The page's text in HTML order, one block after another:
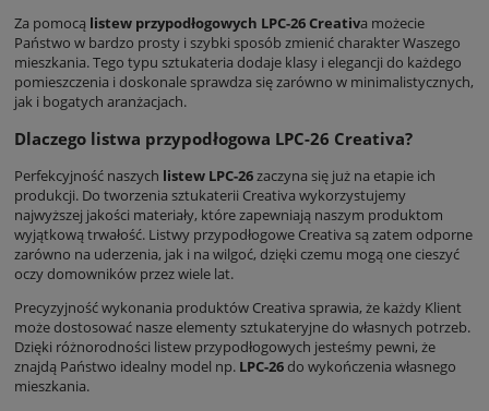
Za pomocą listew przypodłogowych LPC-26 Creativa możecie
Państwo w bardzo prosty i szybki sposób zmienić charakter Waszego
mieszkania. Tego typu sztukateria dodaje klasy i elegancji do każdego
pomieszczenia i doskonale sprawdza się zarówno w minimalistycznych,
jak i bogatych aranżacjach.
Dlaczego listwa przypodłogowa LPC-26 Creativa?
Perfekcyjność naszych listew LPC-26zaczyna się już na etapie ich
produkcji. Do tworzenia sztukaterii Creativa wykorzystujemy
najwyższej jakości materiały, które zapewniają naszym produktom
wyjątkową trwałość. Listwy przypodłogowe Creativa są zatem odporne
zarówno na uderzenia, jak i na wilgoć, dzięki czemu mogą one cieszyć
oczy domowników przez wiele lat.
Precyzyjność wykonania produktów Creativa sprawia, że każdy Klient
może dostosować nasze elementy sztukateryjne do własnych potrzeb.
Dzięki różnorodności listew przypodłogowych jesteśmy pewni, że
znajdą Państwo idealny model np. LPC-26do wykończenia własnego
mieszkania.